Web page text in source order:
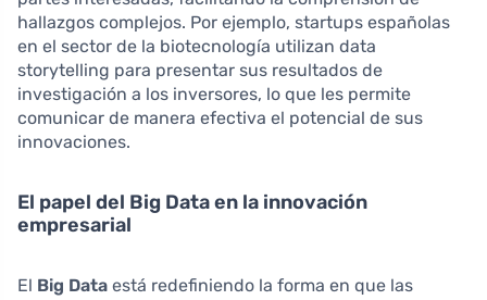
hallazgos complejos. Por ejemplo, startups españolas
en el sector de la biotecnología utilizan data
storytelling para presentar sus resultados de
investigación a los inversores, lo que les permite
comunicar de manera efectiva el potencial de sus
innovaciones.
El papel del Big Data en la innovación
empresarial
El Big Data está redefiniendo la forma en que las